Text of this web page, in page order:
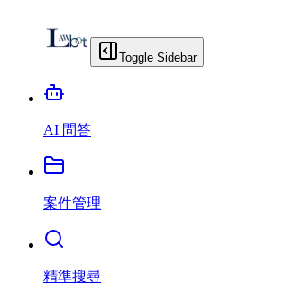
Toggle Sidebar
AI 問答
案件管理
精準搜尋